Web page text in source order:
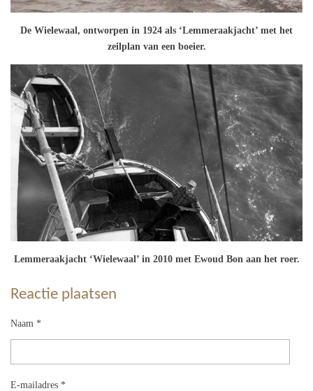
De Wielewaal, ontworpen in 1924 als ‘Lemmeraakjacht’ met het
zeilplan van een boeier.
Lemmeraakjacht ‘Wielewaal’ in 2010 met Ewoud Bon aan het roer.
Reactie plaatsen
Naam *
E-mailadres *